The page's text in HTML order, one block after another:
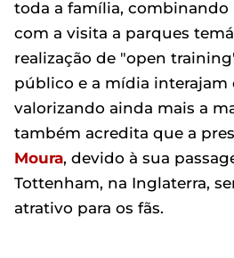
toda a família,
com a visita a parques
realização de "open
público e a mídia interajam
valorizando ainda mais a
também acredita que a
Moura, devido à sua
Tottenham, na Inglaterra,
atrativo para os fãs.